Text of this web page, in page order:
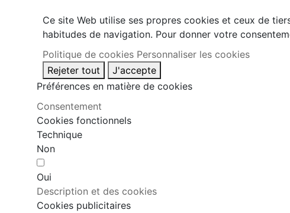
Ce site Web utilise ses propres cookies et ceux de
habitudes de navigation. Pour donner votre
Politique de cookies Personnaliser les cookies
Rejeter tout
J'accepte
Préférences en matière de cookies
Consentement
Cookies fonctionnels
Technique
Non
Oui
Description et des cookies
Cookies publicitaires